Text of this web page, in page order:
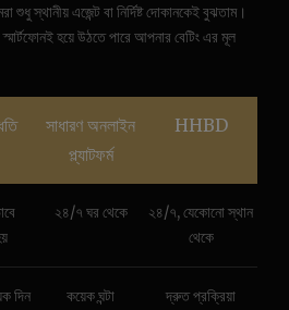
স্থানীয় এজেন্ট বা নির্দিষ্ট দোকানকেই বুঝতাম।
হয়ে উঠতে পারে আপনার বেটিং এর মূল
সাধারণ অনলাইন
প্ল্যাটফর্ম
HHBD
২৪/৭ ঘর থেকে
২৪/৭, যেকোনো স্থান
থেকে
দিন কয়েক ঘন্টা দ্রুত প্রক্রিয়া